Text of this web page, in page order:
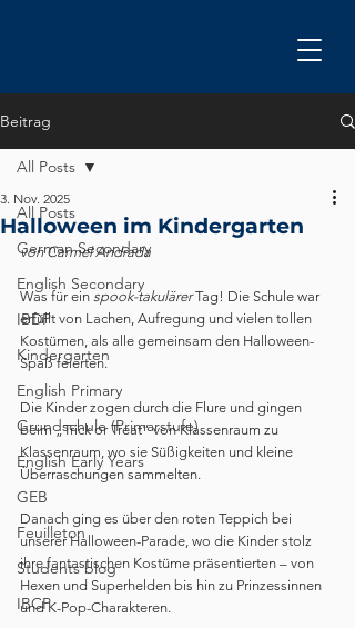
Beitrag
All Posts
German Secondary
English Secondary
IBDP
Kindergarten
English Primary
Grundschule (Primarstufe)
English Early Years
GEB
Feuilleton
Students blog
IBCP
All Posts
Halloween im Kindergarten
3. Nov. 2025
von Carmel Andrada
Was für ein spook-takulärer Tag! Die Schule war
erfüllt von Lachen, Aufregung und vielen tollen
Kostümen, als alle gemeinsam den Halloween-
Spaß feierten.
Die Kinder zogen durch die Flure und gingen
beim „Trick or Treat“ von Klassenraum zu
Klassenraum, wo sie Süßigkeiten und kleine
Überraschungen sammelten.
Danach ging es über den roten Teppich bei
unserer Halloween-Parade, wo die Kinder stolz
ihre fantastischen Kostüme präsentierten – von
Hexen und Superhelden bis hin zu Prinzessinnen
und K-Pop-Charakteren.